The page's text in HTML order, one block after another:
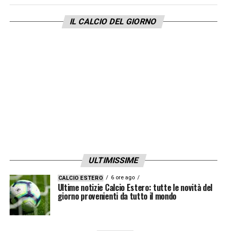
IL CALCIO DEL GIORNO
ULTIMISSIME
CALCIO ESTERO 6 ore ago
Ultime notizie Calcio Estero: tutte le novità del
giorno provenienti da tutto il mondo